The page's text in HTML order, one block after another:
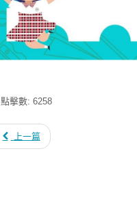
擊數: 6258
上一篇